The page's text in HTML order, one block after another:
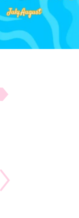
くありたい
も達の豊かな
です。